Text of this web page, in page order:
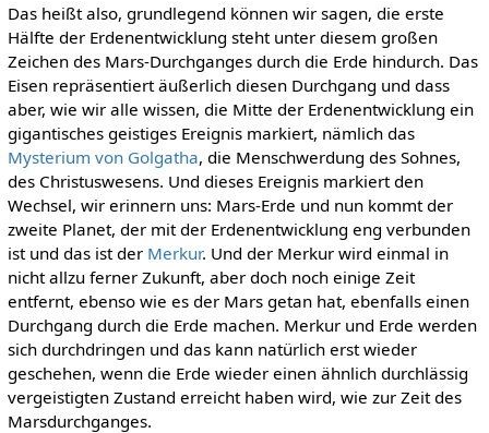
Das heißt also, grundlegend können wir sagen, die erste
Hälfte der Erdenentwicklung steht unter diesem großen
Zeichen des Mars-Durchganges durch die Erde hindurch. Das
Eisen repräsentiert äußerlich diesen Durchgang und dass
aber, wie wir alle wissen, die Mitte der Erdenentwicklung ein
gigantisches geistiges Ereignis markiert, nämlich das
Mysterium von Golgatha, die Menschwerdung des Sohnes,
des Christuswesens. Und dieses Ereignis markiert den
Wechsel, wir erinnern uns: Mars-Erde und nun kommt der
zweite Planet, der mit der Erdenentwicklung eng verbunden
ist und das ist der Merkur. Und der Merkur wird einmal in
nicht allzu ferner Zukunft, aber doch noch einige Zeit
entfernt, ebenso wie es der Mars getan hat, ebenfalls einen
Durchgang durch die Erde machen. Merkur und Erde werden
sich durchdringen und das kann natürlich erst wieder
geschehen, wenn die Erde wieder einen ähnlich durchlässig
vergeistigten Zustand erreicht haben wird, wie zur Zeit des
Marsdurchganges.